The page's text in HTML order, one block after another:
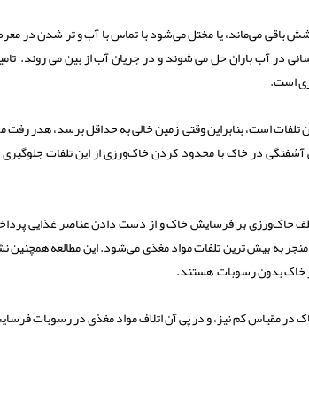
باقی می‌ماند، یا مختل می‌شود با تماس با آب و تر شدن در
در آب باران حل می شوند و در جریان آب از بین می روند.
است.
است، بنابراین وقتی زمین خالی به حداقل برسد، هدر رفت
در خاک با محدود کردن خاک‌ورزی از این تلفات
خاک‌ورزی بر فرسایش خاک و از دست دادن عناصر غذایی
به بیش ترین تلفات مواد مغذی می‌شود. این مطالعه همچنین
از خاک بدون رسوبات هستند.
مقیاس کم نیز، و در پی آن اتلاف مواد مغذی در رسوبات